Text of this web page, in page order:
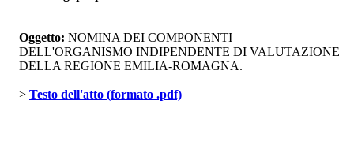
Oggetto: NOMINA DEI COMPONENTI
DELL'ORGANISMO INDIPENDENTE DI VALUTAZIONE
DELLA REGIONE EMILIA-ROMAGNA.
> Testo dell'atto (formato .pdf)